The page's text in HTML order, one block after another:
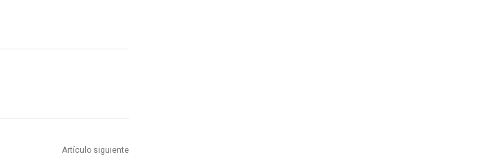
Artículo siguiente